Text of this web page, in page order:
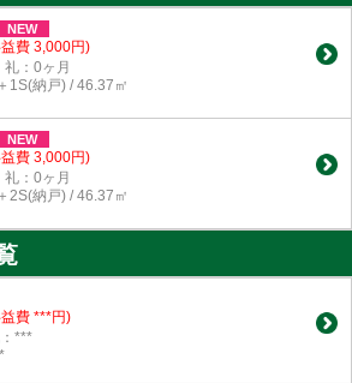
NEW
費 3,000円)
：0ヶ月
1S(納戸) / 46.37㎡
NEW
費 3,000円)
：0ヶ月
2S(納戸) / 46.37㎡
費 ***円)
***